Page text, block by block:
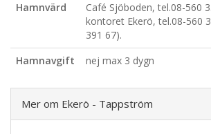
Hamnvärd
Café Sjöboden, tel.08-560
kontoret Ekerö, tel.08-560
391 67).
Hamnavgift
nej max 3 dygn
Mer om Ekerö - Tappström